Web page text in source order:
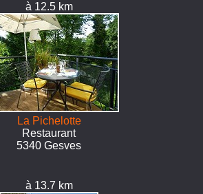
à 12.5 km
La Pichelotte
Restaurant
5340 Gesves
à 13.7 km